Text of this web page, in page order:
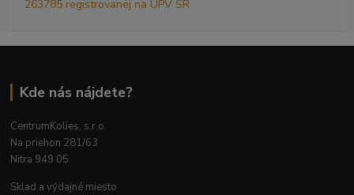
263785 registrovanej na ÚPV SR
Kde nás nájdete?
CentrumKolies, s.r.o.
Na priehon 281/63
Nitra 949 05
Sklad a výdajné miesto